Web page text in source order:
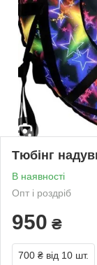
Тюбінг
В наявності
Опт і роздріб
950 ₴
700 ₴ від 10 шт.